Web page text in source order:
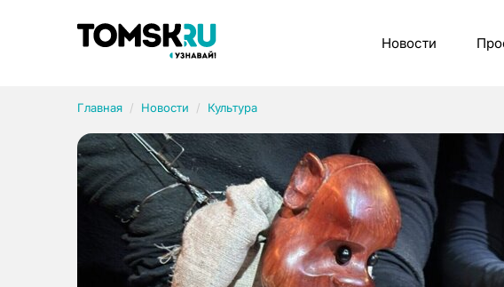
Новости
Главная Новости Культура
Рубрики